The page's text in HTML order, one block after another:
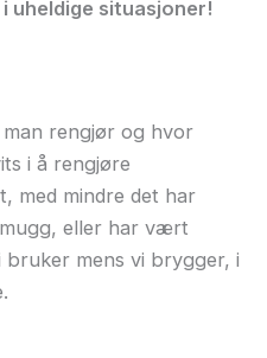
uheldige situasjoner!
rengjør og hvor
i å rengjøre
med mindre det har
eller har vært
mens vi brygger, i